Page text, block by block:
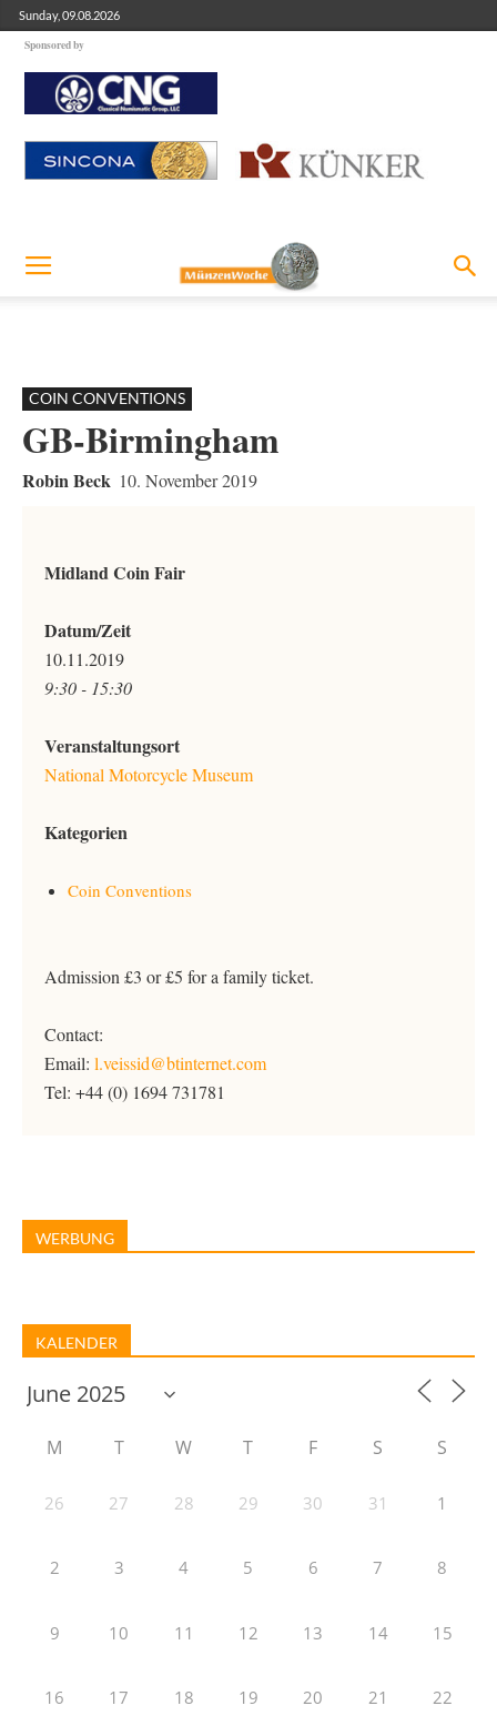
Sunday, 09.08.2026
Sponsored by
COIN CONVENTIONS
GB-Birmingham
Robin Beck 10. November 2019
Midland Coin Fair
Datum/Zeit
10.11.2019
9:30 - 15:30
Veranstaltungsort
National Motorcycle Museum
Kategorien
Coin Conventions
Admission £3 or £5 for a family ticket.
Contact:
Email: l.veissid@btinternet.com
Tel: +44 (0) 1694 731781
WERBUNG
KALENDER
M T W T F S S
26 27 28 29 30 31 1
2 3 4 5 6 7 8
9 10 11 12 13 14 15
16 17 18 19 20 21 22